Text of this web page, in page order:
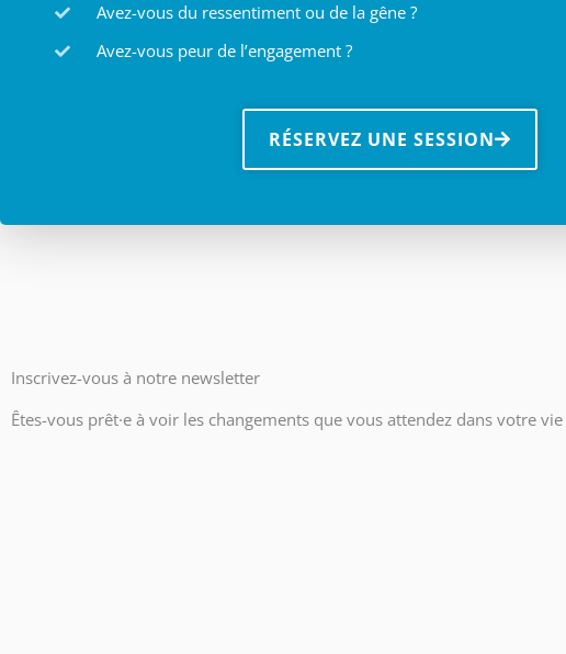
Avez-vous du ressentiment ou de la gêne ?
Avez-vous peur de l’engagement ?
RÉSERVEZ UNE SESSION
Inscrivez-vous à notre newsletter
Êtes-vous prêt·e à voir les changements que vous attendez dans votre vie